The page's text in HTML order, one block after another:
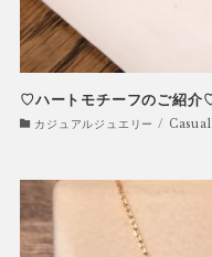
♡ハートモチーフのご紹介
カジュアルジュエリー /